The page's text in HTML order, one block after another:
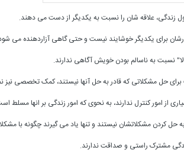
زندگی، علاقه شان را نسبت به یکدیگر از دست می دهند.
برای یکدیگر خوشایند نیست و حتی گاهی آزاردهنده می
نسبت به ناسالم بودن خویش آگاهی ندارند.
برای حل مشکلاتی که قادر به حل آنها نیستند، کمک تخصصی نیز
از امور کنترل ندارند، به نحوی که امور زندگی بر انها مسلط
حل کردن مشکلاتشان نیستند و تنها یاد می گیرند چگونه با
مشترک راستی و صداقت ندارند.